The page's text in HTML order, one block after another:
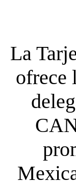
La
ofrece